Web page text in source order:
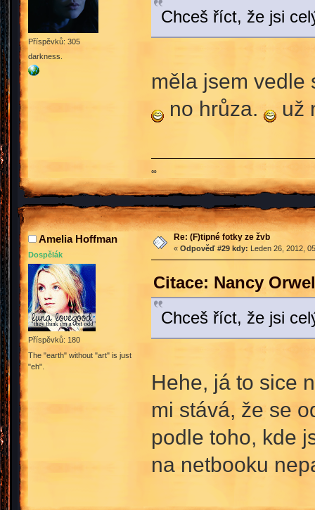
Příspěvků: 305
darkness.
Chceš říct, že jsi
měla jsem
no hrůza.
už
∞
Amelia Hoffman
Dospělák
Příspěvků: 180
The "earth" without "art" is just
"eh".
Re: (F)tipné fotky ze žvb
« Odpověď #29 kdy: Leden 26, 2012,
Citace: Nancy
Chceš říct, že jsi
Hehe, já to sice
mi stává, že se
podle toho, kde
na netbooku